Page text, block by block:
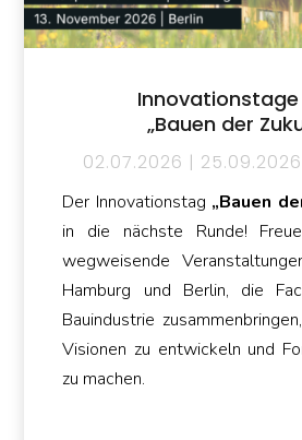
Innovationstage
„Bauen der
02.07.2026 | 25.09.2026
Der Innovationstag „Bauen
in die nächste Runde!
wegweisende
Hamburg und Berlin, die
Bauindustrie
Visionen zu entwickeln und
zu machen.